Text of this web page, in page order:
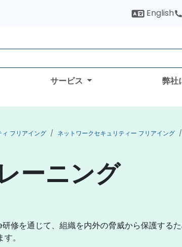
English
サービス 弊社
フリアイング ネットワークセキュリティー フリアイング
ーニング
修を通じて、組織を内外の脅威から保護する
。